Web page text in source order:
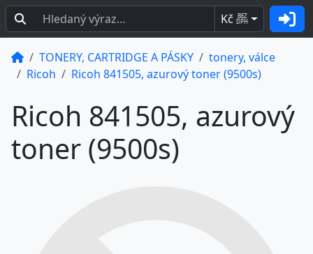
Kč BEZ
DPH
TONERY, CARTRIDGE A PÁSKY
tonery, válce
Ricoh
Ricoh 841505, azurový toner (9500s)
Ricoh 841505, azurový
toner (9500s)